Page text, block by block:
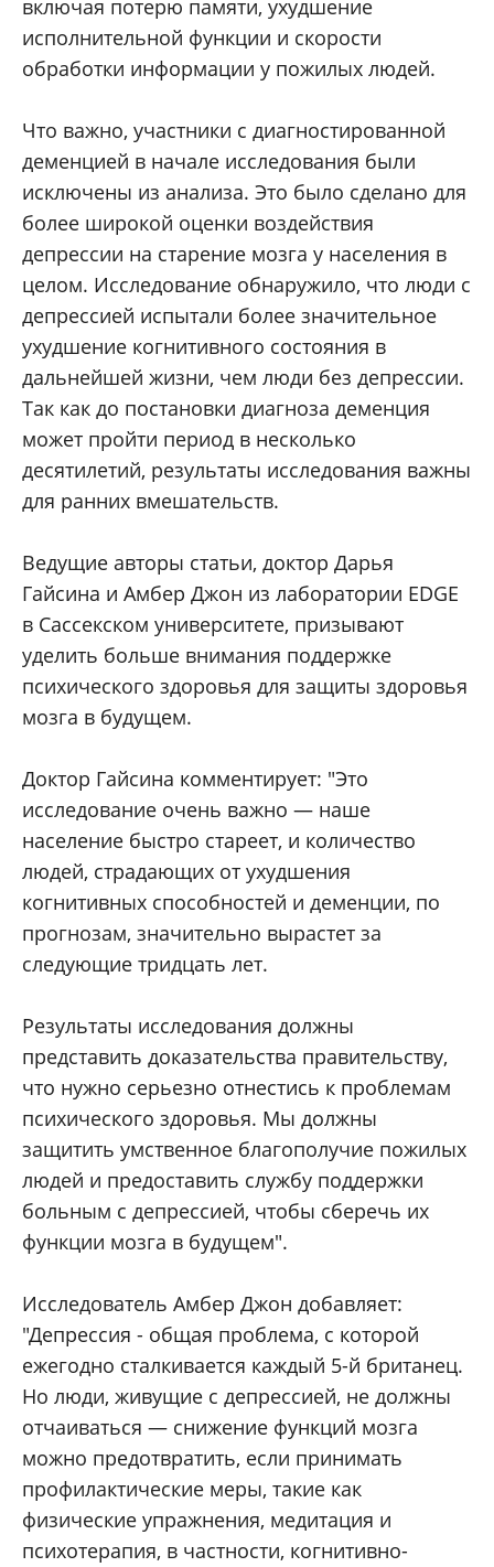
включая потерю памяти, ухудшение
исполнительной функции и скорости
обработки информации у пожилых людей.
Что важно, участники с диагностированной
деменцией в начале исследования были
исключены из анализа. Это было сделано для
более широкой оценки воздействия
депрессии на старение мозга у населения в
целом. Исследование обнаружило, что люди с
депрессией испытали более значительное
ухудшение когнитивного состояния в
дальнейшей жизни, чем люди без депрессии.
Так как до постановки диагноза деменция
может пройти период в несколько
десятилетий, результаты исследования важны
для ранних вмешательств.
Ведущие авторы статьи, доктор Дарья
Гайсина и Амбер Джон из лаборатории EDGE
в Сассекском университете, призывают
уделить больше внимания поддержке
психического здоровья для защиты здоровья
мозга в будущем.
Доктор Гайсина комментирует: "Это
исследование очень важно — наше
население быстро стареет, и количество
людей, страдающих от ухудшения
когнитивных способностей и деменции, по
прогнозам, значительно вырастет за
следующие тридцать лет.
Результаты исследования должны
представить доказательства правительству,
что нужно серьезно отнестись к проблемам
психического здоровья. Мы должны
защитить умственное благополучие пожилых
людей и предоставить службу поддержки
больным с депрессией, чтобы сберечь их
функции мозга в будущем".
Исследователь Амбер Джон добавляет:
"Депрессия - общая проблема, с которой
ежегодно сталкивается каждый 5-й британец.
Но люди, живущие с депрессией, не должны
отчаиваться — снижение функций мозга
можно предотвратить, если принимать
профилактические меры, такие как
физические упражнения, медитация и
психотерапия, в частности, когнитивно-